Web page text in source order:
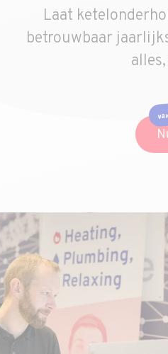
Laat
betrouwbaar